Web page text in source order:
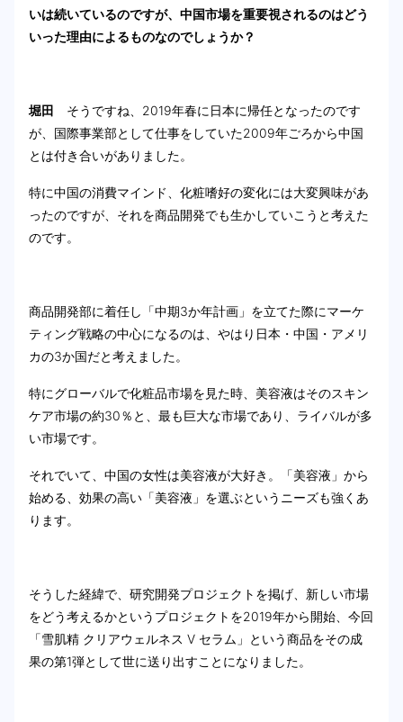
いは続いているのですが、中国市場を重要視されるのはどう
いった理由によるものなのでしょうか？
堀田 そうですね、2019年春に日本に帰任となったのです
が、国際事業部として仕事をしていた2009年ごろから中国
とは付き合いがありました。
特に中国の消費マインド、化粧嗜好の変化には大変興味があ
ったのですが、それを商品開発でも生かしていこうと考えた
のです。
商品開発部に着任し「中期3か年計画」を立てた際にマーケ
ティング戦略の中心になるのは、やはり日本・中国・アメリ
カの3か国だと考えました。
特にグローバルで化粧品市場を見た時、美容液はそのスキン
ケア市場の約30％と、最も巨大な市場であり、ライバルが多
い市場です。
それでいて、中国の女性は美容液が大好き。「美容液」から
始める、効果の高い「美容液」を選ぶというニーズも強くあ
ります。
そうした経緯で、研究開発プロジェクトを掲げ、新しい市場
をどう考えるかというプロジェクトを2019年から開始、今回
「雪肌精 クリアウェルネス V セラム」という商品をその成
果の第1弾として世に送り出すことになりました。